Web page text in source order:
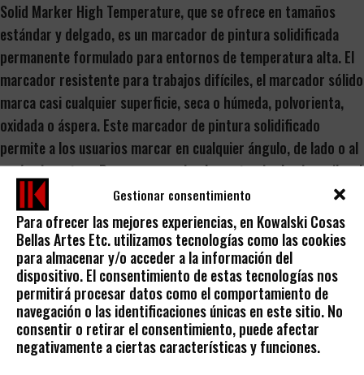
Gestionar consentimiento
Para ofrecer las mejores experiencias, en Kowalski Cosas
Bellas Artes Etc. utilizamos tecnologías como las cookies
para almacenar y/o acceder a la información del
dispositivo. El consentimiento de estas tecnologías nos
permitirá procesar datos como el comportamiento de
navegación o las identificaciones únicas en este sitio. No
consentir o retirar el consentimiento, puede afectar
negativamente a ciertas características y funciones.
Solid Marker High Temperature, que se ofrece en tamaños
estándar y delgado, es un marcador de pintura solidificada
permanente formulado para entornos de temperatura alta. El
marcador resistente para trabajos difíciles, el marcador sólido
marca casi cualquier superficie, seca o húmeda, polvorienta,
oxidada o áspera. Este marcador de pintura solidificado
permite a los usuarios marcar en cualquier ángulo, de lado o al
revés sin gotear. Para avanzar, simplemente gire hacia arriba el
marcador de alta temperatura (HT) o presione la parte inferior
del marcador delgado de baja temperatura (HTS). Solid Marker
está listo para su uso inmediato y marca sin problemas desde
el principio. Las puntas regulares de 13 mm y delgadas de 10
mm se pueden recortar con una cuchilla para obtener marcas
más finas.
Específicamente formulado para temperaturas altas, este